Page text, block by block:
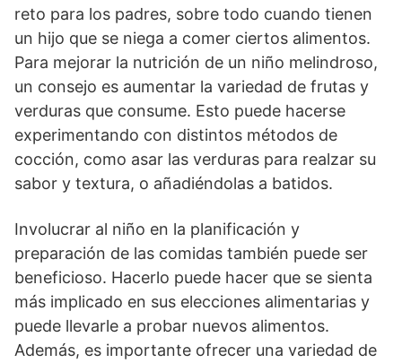
reto para los padres, sobre todo cuando tienen
un hijo que se niega a comer ciertos alimentos.
Para mejorar la nutrición de un niño melindroso,
un consejo es aumentar la variedad de frutas y
verduras que consume. Esto puede hacerse
experimentando con distintos métodos de
cocción, como asar las verduras para realzar su
sabor y textura, o añadiéndolas a batidos.
Involucrar al niño en la planificación y
preparación de las comidas también puede ser
beneficioso. Hacerlo puede hacer que se sienta
más implicado en sus elecciones alimentarias y
puede llevarle a probar nuevos alimentos.
Además, es importante ofrecer una variedad de